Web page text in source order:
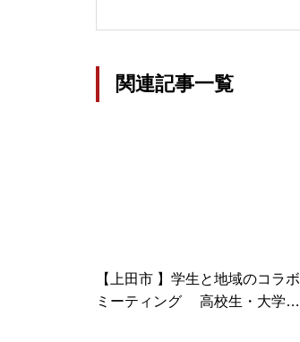
丸子地域
関連記事一覧
【上田市 】学生と地域のコラボ
ミーティング 高校生・大学生